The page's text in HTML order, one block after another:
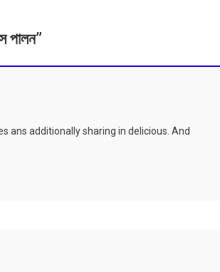
পালন”
ans additionally sharing in delicious. And